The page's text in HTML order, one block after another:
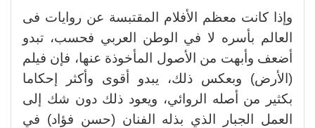
وإذا كانت معظم الأفلام المقتبسة عن روايات فى
العالم بأسره لا في الوطن العربي فحسب، تبدو
أضعف وأبهت من الأصول المأخوذة عنها، فإن فيلم
(الأرض) وبعكس ذلك، يبدو أقوى وأكثر إحكاما
بكثير من أصله الروائي، ويعود ذلك دون شك إلى
العمل الجبار الذي بذله الفنان (حسن فؤاد) في